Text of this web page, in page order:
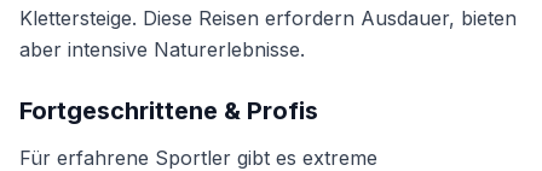
Klettersteige. Diese Reisen erfordern Ausdauer, bieten
aber intensive Naturerlebnisse.
Fortgeschrittene & Profis
Für erfahrene Sportler gibt es extreme